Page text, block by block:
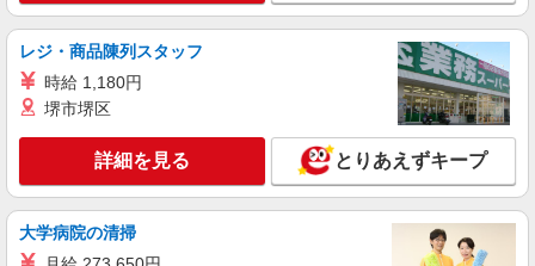
任者研修・経験者：1,550円〜 ◆介護福祉士：
1,600円〜 ※経験者は3ヶ月以上 ※給与幅は経験・
能力による ★週払いOK（規定あり）
広島県三原市 【最寄駅】安芸幸崎駅 ★マイカ
ー・バイク通勤もOK！（規定あり）
キープ 詳細を見る
日研トータルソーシング株式会社 メディカルケア事業部/広島オフィ
ス
未経験・無資格OKの介護スタッフ
時給1,400円〜1,600円 ★週払いOK（規定あ
レジ・商品陳列スタッフ
時給 1,180円
堺市堺区
詳細を見る とりあえずキープ
大学病院の清掃